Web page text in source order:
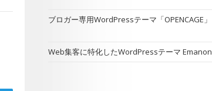
ブロガー専用WordPressテーマ「OPENCAGE」
Web集客に特化したWordPressテーマ Emanon